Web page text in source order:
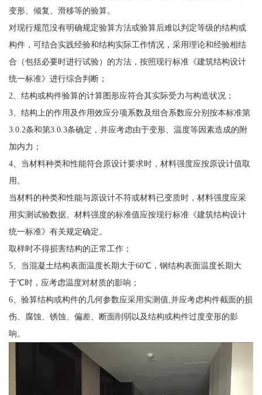
变形、倾复、滑移等的验算。
对现行规范没有明确规定验算方法或验算后难以判定等级的结构或
构件，可结合实践经验和结构实际工作情况，采用理论和经验相结
合（包括必要时进行试验）的方法，按照现行标准《建筑结构设计
统一标准》进行综合判断；
2、结构或构件验算的计算图形应符合其实际受力与构造状况；
3、结构上的作用及作用效应分项系数及组合系数应分别按本标准第
3.0.2条和第3.0.3条确定，并应考虑由于变形、温度等因素造成的附
加内力；
4、当材料种类和性能符合原设计要求时，材料强度应按原设计值取
用。
当材料的种类和性能与原设计不符或材料已变质时，材料强度应采
用实测试验数据。材料强度的标准值应按现行标准《建筑结构设计
统一标准》有关规定确定。
取样时不得损害结构的正常工作；
5、当混凝土结构表面温度长期大于60℃，钢结构表面温度长期大
于℃时，应考虑温度对材质的影响；
6、验算结构或构件的几何参数应采用实测值,并应考虑构件截面的损
伤、腐蚀、锈蚀、偏差、断面削弱以及结构或构件过度变形的影
响。